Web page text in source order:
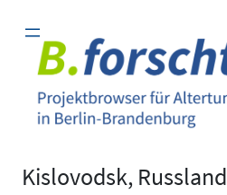
Inhalt
springen
Kislovodsk, Russland